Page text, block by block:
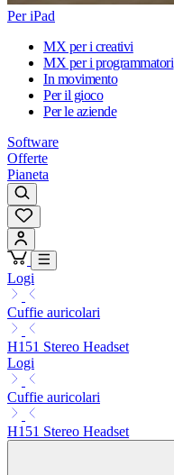
Per iPad
MX per i creativi
MX per i programmatori
In movimento
Per il gioco
Per le aziende
Software
Offerte
Pianeta
Logi
Cuffie auricolari
H151 Stereo Headset
Logi
Cuffie auricolari
H151 Stereo Headset